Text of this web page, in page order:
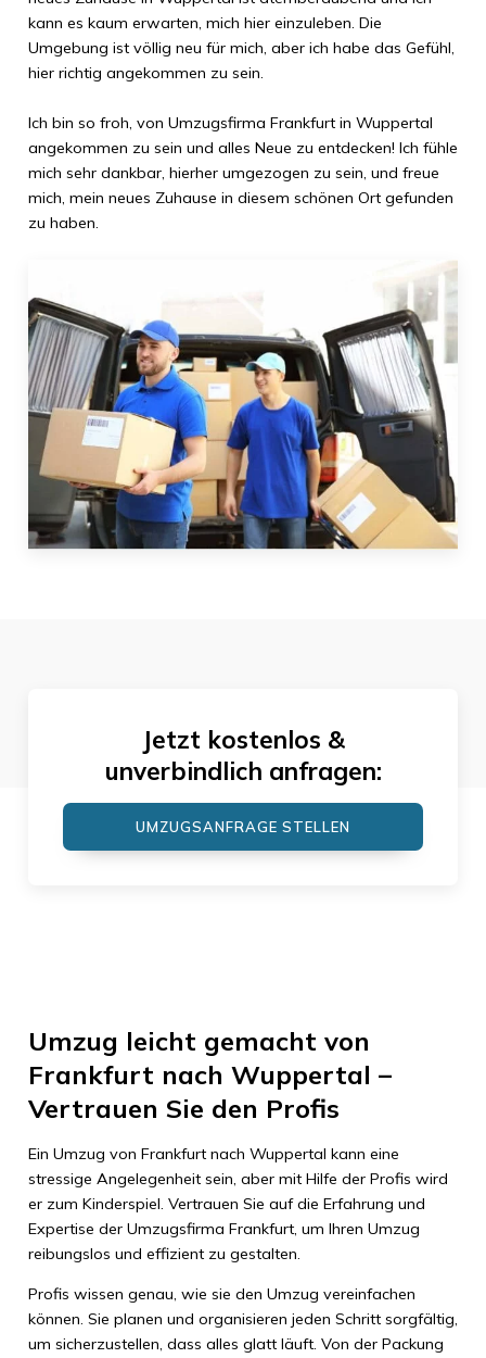
kann es kaum erwarten, mich hier einzuleben. Die
Umgebung ist völlig neu für mich, aber ich habe das Gefühl,
hier richtig angekommen zu sein.
Ich bin so froh, von Umzugsfirma Frankfurtin Wuppertal
angekommen zu sein und alles Neue zu entdecken! Ich fühle
mich sehr dankbar, hierher umgezogen zu sein, und freue
mich, mein neues Zuhause in diesem schönen Ort gefunden
zu haben.
Jetzt kostenlos &
unverbindlich anfragen:
UMZUGSANFRAGE STELLEN
Umzug leicht gemacht von
Frankfurt nach Wuppertal –
Vertrauen Sie den Profis
Ein Umzug von Frankfurt nach Wuppertal kann eine
stressige Angelegenheit sein, aber mit Hilfe der Profis wird
er zum Kinderspiel. Vertrauen Sie auf die Erfahrung und
Expertise der Umzugsfirma Frankfurt, um Ihren Umzug
reibungslos und effizient zu gestalten.
Profis wissen genau, wie sie den Umzug vereinfachen
können. Sie planen und organisieren jeden Schritt sorgfältig,
um sicherzustellen, dass alles glatt läuft. Von der Packung